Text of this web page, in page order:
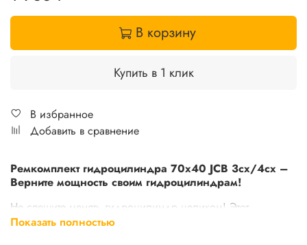
В корзину
Купить в 1 клик
В избранное
Добавить в сравнение
Ремкомплект гидроцилиндра 70х40 JCB 3cx/4cx –
Верните мощность своим гидроцилиндрам!
Не спешите менять гидроцилиндр целиком! Этот
ремкомплект – экономичное и эффективное решение для
Показать полностью